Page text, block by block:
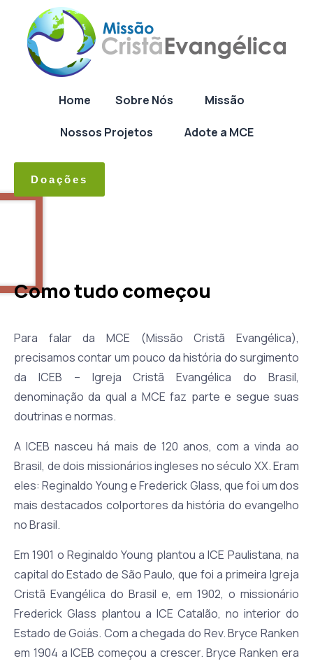
Home Sobre Nós Missão
Nossos Projetos Adote a MCE
Doações
Como tudo começou
Para falar da MCE (Missão Cristã Evangélica),
precisamos contar um pouco da história do surgimento
da ICEB – Igreja Cristã Evangélica do Brasil,
denominação da qual a MCE faz parte e segue suas
doutrinas e normas.
A ICEB nasceu há mais de 120 anos, com a vinda ao
Brasil, de dois missionários ingleses no século XX. Eram
eles: Reginaldo Young e Frederick Glass, que foi um dos
mais destacados colportores da história do evangelho
no Brasil.
Em 1901 o Reginaldo Young plantou a ICE Paulistana, na
capital do Estado de São Paulo, que foi a primeira Igreja
Cristã Evangélica do Brasil e, em 1902, o missionário
Frederick Glass plantou a ICE Catalão, no interior do
Estado de Goiás. Com a chegada do Rev. Bryce Ranken
em 1904 a ICEB começou a crescer. Bryce Ranken era